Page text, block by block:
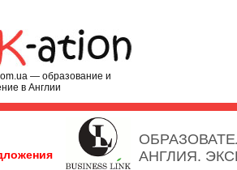
— образование и
в Англии
АНГЛИЯ.